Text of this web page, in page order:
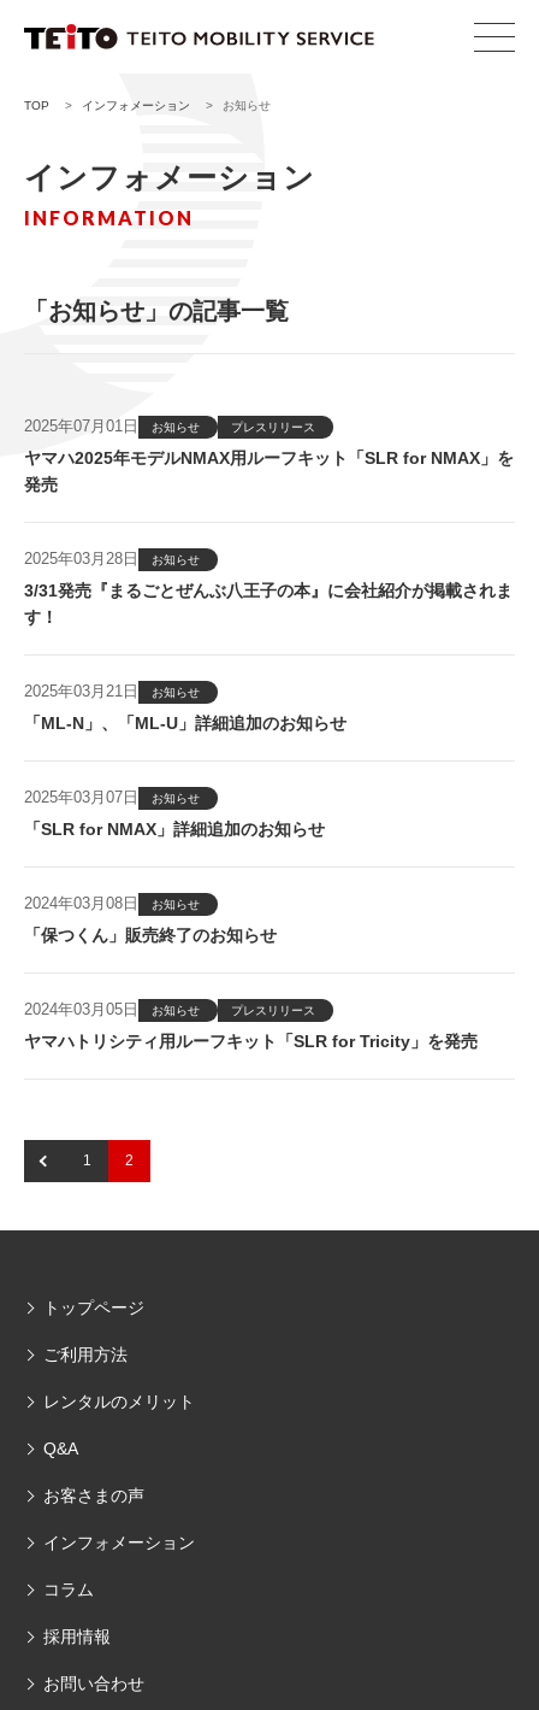
TOP > インフォメーション > お知らせ
インフォメーション
INFORMATION
「お知らせ」の記事一覧
2025年07月01日 お知らせ プレスリリース
ヤマハ2025年モデルNMAX用ルーフキット「SLR for NMAX」を
発売
2025年03月28日 お知らせ
3/31発売『まるごとぜんぶ八王子の本』に会社紹介が掲載されま
す！
2025年03月21日 お知らせ
「ML-N」、「ML-U」詳細追加のお知らせ
2025年03月07日 お知らせ
「SLR for NMAX」詳細追加のお知らせ
2024年03月08日 お知らせ
「保つくん」販売終了のお知らせ
2024年03月05日 お知らせ プレスリリース
ヤマハトリシティ用ルーフキット「SLR for Tricity」を発売
1 2
トップページ
ご利用方法
レンタルのメリット
Q&A
お客さまの声
インフォメーション
コラム
採用情報
お問い合わせ